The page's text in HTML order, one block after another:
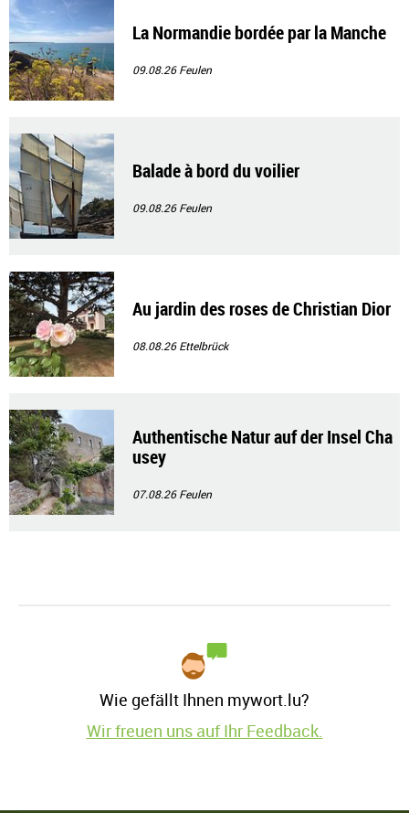
La Normandie bordée par la Manche
09.08.26Feulen
Balade à bord du voilier
09.08.26Feulen
Au jardin des roses de Christian Dior
08.08.26Ettelbrück
Authentische Natur auf der Insel Cha
usey
07.08.26Feulen
Wie gefällt Ihnen mywort.lu?
Wir freuen uns auf Ihr Feedback.